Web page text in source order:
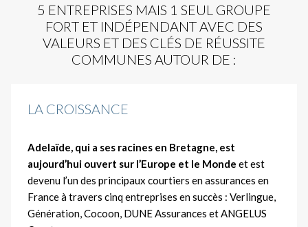
5 ENTREPRISES MAIS 1 SEUL GROUPE
FORT ET INDÉPENDANT AVEC DES
VALEURS ET DES CLÉS DE RÉUSSITE
COMMUNES AUTOUR DE :
LA CROISSANCE
Adelaïde, qui a ses racines en Bretagne, est
aujourd’hui ouvert sur l’Europe et le Monde et est
devenu l’un des principaux courtiers en assurances en
France à travers cinq entreprises en succès : Verlingue,
Génération, Cocoon, DUNE Assurances et ANGELUS